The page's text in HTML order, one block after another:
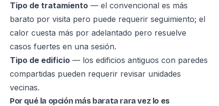
Tipo de tratamiento — el convencional es más
barato por visita pero puede requerir seguimiento; el
calor cuesta más por adelantado pero resuelve
casos fuertes en una sesión.
Tipo de edificio — los edificios antiguos con paredes
compartidas pueden requerir revisar unidades
vecinas.
Por qué la opción más barata rara vez lo es